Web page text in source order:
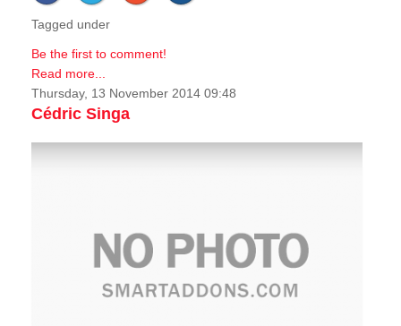
Tagged under
Be the first to comment!
Read more...
Thursday, 13 November 2014 09:48
Cédric Singa